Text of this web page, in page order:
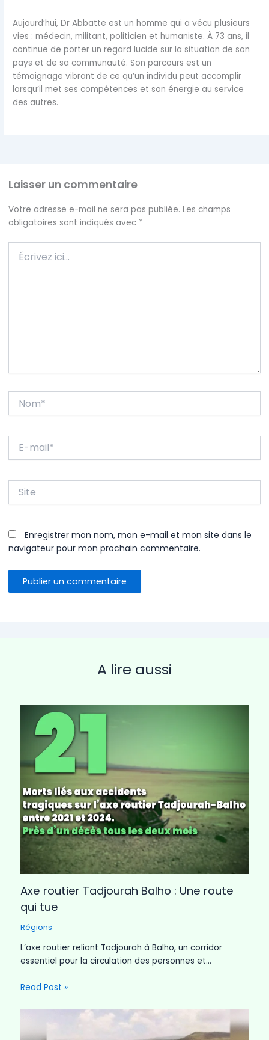
Aujourd’hui, Dr Abbatte est un homme qui a vécu plusieurs
vies : médecin, militant, politicien et humaniste. À 73 ans, il
continue de porter un regard lucide sur la situation de son
pays et de sa communauté. Son parcours est un
témoignage vibrant de ce qu’un individu peut accomplir
lorsqu’il met ses compétences et son énergie au service
des autres.
Laisser un commentaire
Votre adresse e-mail ne sera pas publiée. Les champs
obligatoires sont indiqués avec *
ici…
mail*
Enregistrer mon nom, mon e-mail et mon site dans le
navigateur pour mon prochain commentaire.
A lire aussi
Axe routier Tadjourah Balho : Une route
qui tue
Régions
L’axe routier reliant Tadjourah à Balho, un corridor
essentiel pour la circulation des personnes et…
Read Post »